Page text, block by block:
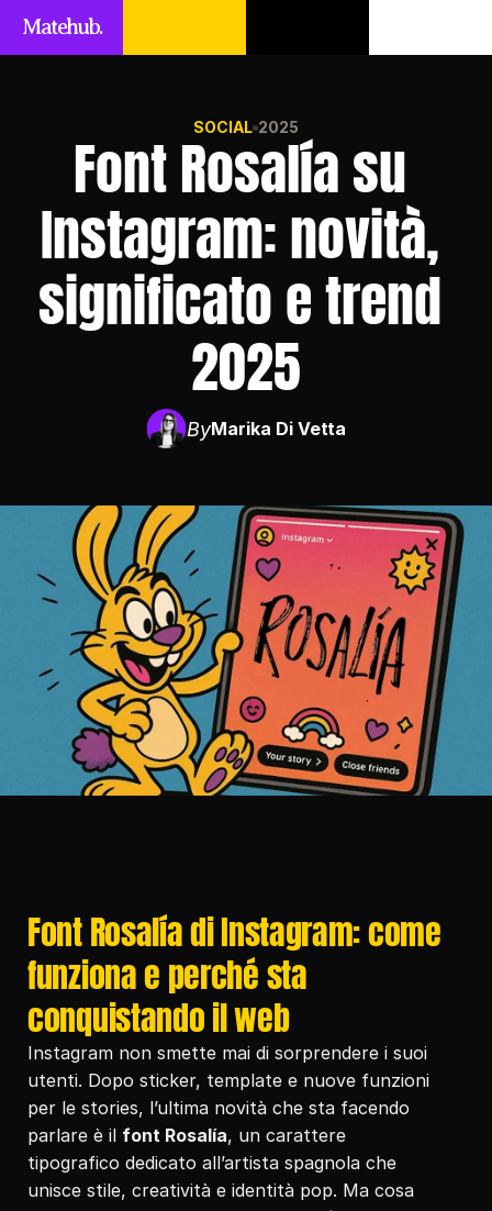
SOCIAL 2025
Font Rosalía su
Instagram: novità,
significato e trend
2025
ByMarika Di Vetta
Font Rosalía di Instagram: come
funziona e perché sta
conquistando il web
Instagram non smette mai di sorprendere i suoi
utenti. Dopo sticker, template e nuove funzioni
per le stories, l’ultima novità che sta facendo
parlare è il font Rosalía, un carattere
tipografico dedicato all’artista spagnola che
unisce stile, creatività e identità pop. Ma cosa
Matehub.